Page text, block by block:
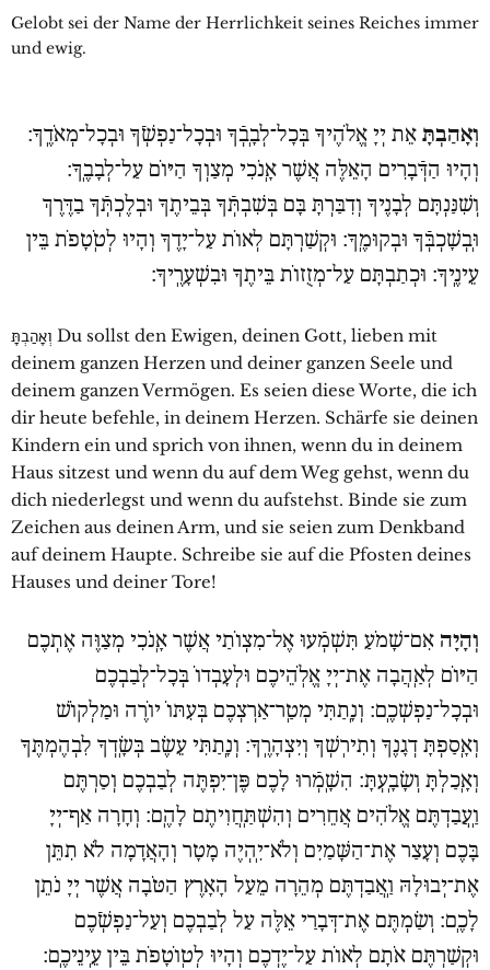
Gelobt sei der Name der Herrlichkeit seines Reiches immer
und ewig.
וְאָהַבְתָּ אֵת יְיָ אֱלֹהֶיךָ בְּכָל־לְבָֽבְֿךָ וּבְכָל־נַפְשְֿׁךָ וּבְכָל־מְאֹדֶֽךָ׃
וְהָיוּ הַדְּֿבָרִים הָאֵלֶּה אֲשֶׁר אָֽנֹכִי מְצַוְךָ הַיּוֹם עַל־לְבָבֶֽךָ׃
וְשִׁנַּנְתָּם לְבָנֶיךָ וְדִבַּרְתָּ בָּם בְּשִׁבְתְּֿךָ בְּבֵיתֶךָ וּבְלֶכְתְּֿךָ בַדֶּרֶךְ
וּֽבְשָׁכְבְּֿךָ וּבְקוּמֶֽךָ׃ וּקְשַׁרְתָּם לְאוֹת עַל־יָדֶךָ וְהָיוּ לְטֹֽטָפֹת בֵּין
עֵינֶֽיךָ׃ וּכְתַבְתָּם עַל־מְזֻזוֹת בֵּיתֶךָ וּבִשְׁעָרֶֽיךָ׃
וְאָהַבְתָּ Du sollst den Ewigen, deinen Gott, lieben mit
deinem ganzen Herzen und deiner ganzen Seele und
deinem ganzen Vermögen. Es seien diese Worte, die ich
dir heute befehle, in deinem Herzen. Schärfe sie deinen
Kindern ein und sprich von ihnen, wenn du in deinem
Haus sitzest und wenn du auf dem Weg gehst, wenn du
dich niederlegst und wenn du aufstehst. Binde sie zum
Zeichen aus deinen Arm, und sie seien zum Denkband
auf deinem Haupte. Schreibe sie auf die Pfosten deines
Hauses und deiner Tore!
וְהָיָה אִם־שָׁמֹעַ תִּשְׁמְֿעוּ אֶל־מִצְוֹתַי אֲשֶׁר אָֽנֹכִי מְצַוֶּה אֶתְכֶם
הַיּוֹם לְאַֽהֲבָה אֶת־יְיָ אֱלֹֽהֵיכֶם וּלְעָבְדוֹ בְּכָל־לְבַבְכֶם
וּבְכָל־נַפְשְׁכֶֽם׃ וְנָֽתַתִּי מְטַֽר־אַרְצְכֶם בְּעִתּוֹ יוֹרֶה וּמַלְקוֹשׁ
וְאָֽסַפְתָּ דְגָנֶךָ וְתִירֽשְׁךָ וְיִצְהָרֶֽךָ׃ וְנָֽתַתִּי עֵשֶׂב בְּשָֽׂדְךָ לִבְהֶמְתֶּךָ
וְאָֽכַלְתָּ וְשָׂבָֽעְתָּ׃ הִשָֽׁמְֿרוּ לָכֶם פֶּן־יִפְתֶּה לְבַבְכֶם וְסַרְתֶּם
וַֽעֲבַדְתֶּם אֱלֹהִים אֲחֵרִים וְהִשְׁתַּֽחֲוִיתֶם לָהֶֽם׃ וְחָרָה אַף־יְיָ
בָּכֶם וְעָצַר אֶת־הַשָּׁמַיִם וְלֹא־יִֽהְיֶה מָטָר וְהָאֲדָמָה לֹא תִתֵּן
אֶת־יְבוּלָהּ וַֽאֲבַדְתֶּם מְהֵרָה מֵעַל הָאָרֶץ הַטֹּבָה אֲשֶׁר יְיָ נֹתֵן
לָכֶֽם׃ וְשַׂמְתֶּם אֶת־דְּבָרַי אֵלֶּה עַל לְבַבְכֶם וְעַל־נַפְשְֿׁכֶם
וּקְשַׁרְתֶּם אֹתָם לְאוֹת עַל־יֶדְכֶם וְהָיוּ לְטֽוֹטָפֹת בֵּין עֵֽינֵיכֶֽם׃